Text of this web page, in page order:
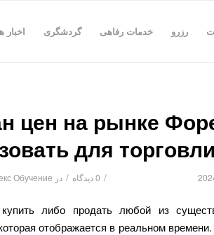
رزرو خدمات رفاهی گردشگری اخبار
цен на рынке
для торговли
/ 0 دیدگاه / در Обучение
либо продать любой из
отображается в реальном